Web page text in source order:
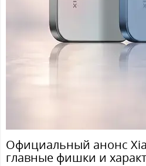
Официальный анонс
главные фишки и